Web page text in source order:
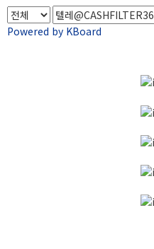
Powered by KBoard